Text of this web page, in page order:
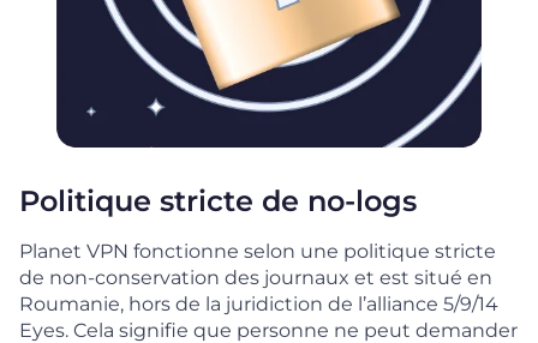
Politique stricte de no-logs
Planet VPN fonctionne selon une politique stricte
de non-conservation des journaux et est situé en
Roumanie, hors de la juridiction de l’alliance 5/9/14
Eyes. Cela signifie que personne ne peut demander